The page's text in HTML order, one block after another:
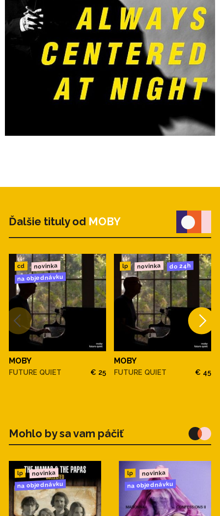
Ďalšie tituly od MOBY
cd novinka
na objednávku
MOBY
FUTURE QUIET € 25
lp novinka do 24h
MOBY
FUTURE QUIET € 45
Mohlo by sa vam páčiť
lp novinka
na objednávku
lp novinka
na objednávku